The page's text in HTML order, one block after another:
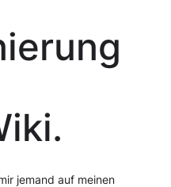
jemand auf meinen